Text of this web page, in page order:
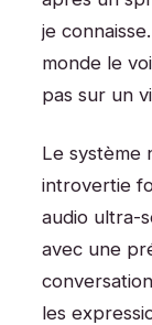
je
monde le
pas sur un
Le système
introvertie
audio ultra-
avec une
les